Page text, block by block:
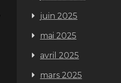
juin 2025
mai 2025
avril 2025
mars 2025